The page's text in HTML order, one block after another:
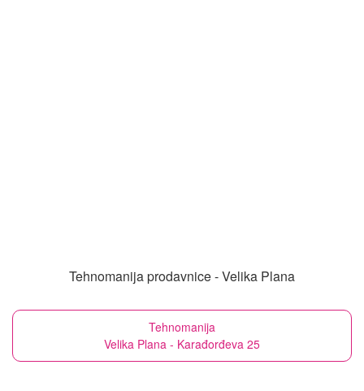
Tehnomanija prodavnice - Velika Plana
Tehnomanija
Velika Plana - Karađorđeva 25